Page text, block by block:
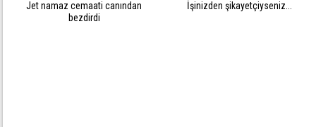
Jet namaz cemaati canından
bezdirdi
İşinizden şikayetçiyseniz...